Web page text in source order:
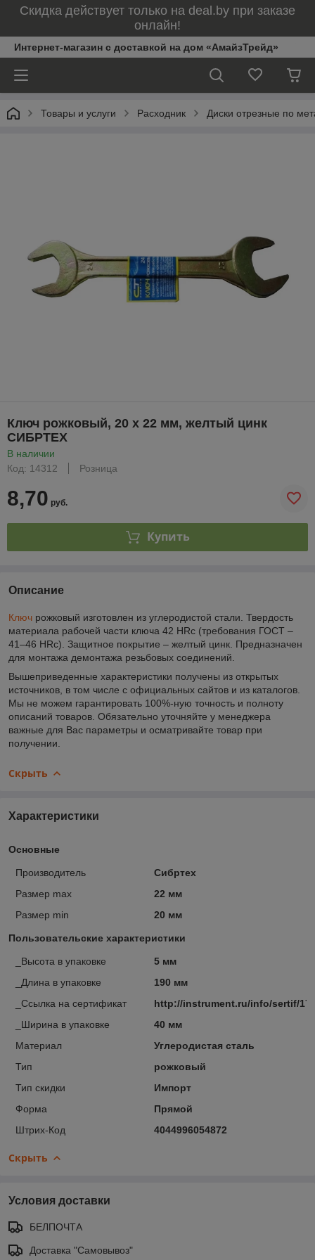
Скидка действует только на deal.by при заказе
онлайн!
Интернет-магазин с доставкой на дом «АмайзТрейд»
Товары и услуги Расходник Диски отрезные по
Ключ рожковый, 20 х 22 мм, желтый цинк
СИБРТЕХ
В наличии
Код: 14312
Розница
8,70 руб.
Купить
Описание
Ключ рожковый изготовлен из углеродистой стали. Твердость
материала рабочей части ключа 42 HRc (требования ГОСТ –
41–46 HRc). Защитное покрытие – желтый цинк. Предназначен
для монтажа демонтажа резьбовых соединений.
Вышеприведенные характеристики получены из открытых
источников, в том числе с официальных сайтов и из каталогов.
Мы не можем гарантировать 100%-ную точность и полноту
описаний товаров. Обязательно уточняйте у менеджера
важные для Вас параметры и осматривайте товар при
получении.
Скрыть
Характеристики
Основные
Производитель
Сибртех
Размер max
22 мм
Размер min
20 мм
Пользовательские характеристики
_Высота в упаковке
5 мм
_Длина в упаковке
190 мм
_Ссылка на сертификат
http://instrument.ru/info/sertif/
_Ширина в упаковке
40 мм
Материал
Углеродистая сталь
Тип
рожковый
Тип скидки
Импорт
Форма
Прямой
Штрих-Код
4044996054872
Скрыть
Условия доставки
БЕЛПОЧТА
Доставка "Самовывоз"